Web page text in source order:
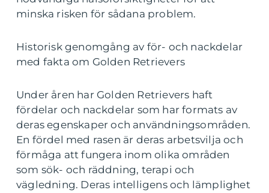
minska risken för sådana problem.
Historisk genomgång av för- och nackdelar
med fakta om Golden Retrievers
Under åren har Golden Retrievers haft
fördelar och nackdelar som har formats av
deras egenskaper och användningsområden.
En fördel med rasen är deras arbetsvilja och
förmåga att fungera inom olika områden
som sök- och räddning, terapi och
vägledning. Deras intelligens och lämplighet